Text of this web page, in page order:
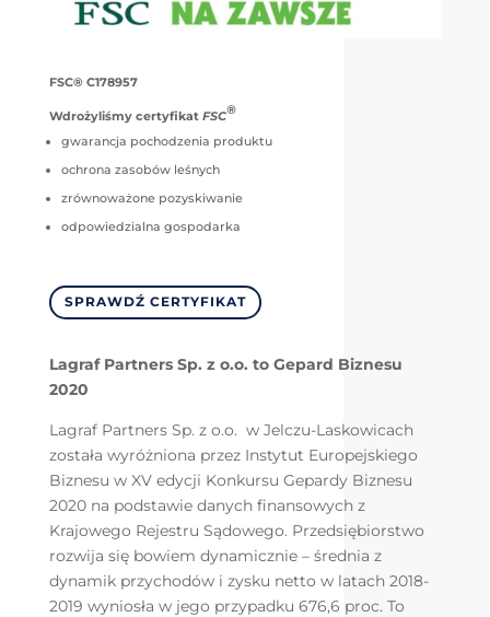
FSC® C178957
Wdrożyliśmy certyfikat FSC®
gwarancja pochodzenia produktu
ochrona zasobów leśnych
zrównoważone pozyskiwanie
odpowiedzialna gospodarka
SPRAWDŹ CERTYFIKAT
Lagraf Partners Sp. z o.o. to Gepard Biznesu
2020
Lagraf Partners Sp. z o.o. w Jelczu-Laskowicach
została wyróżniona przez Instytut Europejskiego
Biznesu w XV edycji Konkursu Gepardy Biznesu
2020 na podstawie danych finansowych z
Krajowego Rejestru Sądowego. Przedsiębiorstwo
rozwija się bowiem dynamicznie – średnia z
dynamik przychodów i zysku netto w latach 2018-
2019 wyniosła w jego przypadku 676,6 proc. To